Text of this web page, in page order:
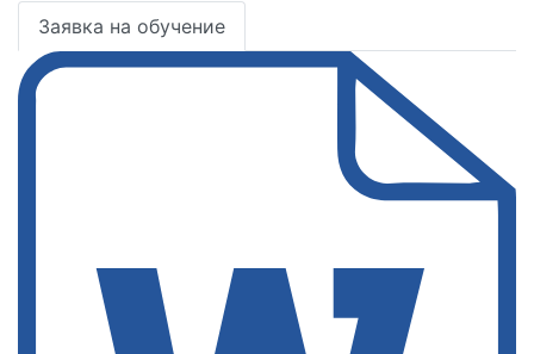
Заявка на обучение